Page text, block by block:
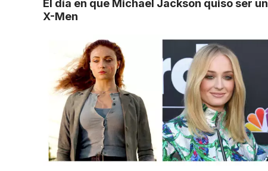
El día en que Michael Jackson quiso ser un
X-Men